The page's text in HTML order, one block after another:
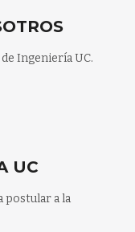
Ingeniería UC.
UC
postular a la